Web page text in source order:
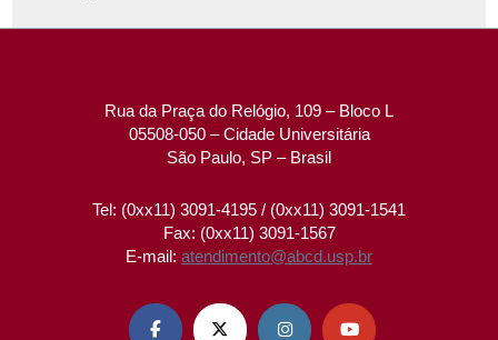
Rua da Praça do Relógio, 109 – Bloco L
05508-050 – Cidade Universitária
São Paulo, SP – Brasil
Tel: (0xx11) 3091-4195 / (0xx11) 3091-1541
Fax: (0xx11) 3091-1567
E-mail: atendimento@abcd.usp.br
   